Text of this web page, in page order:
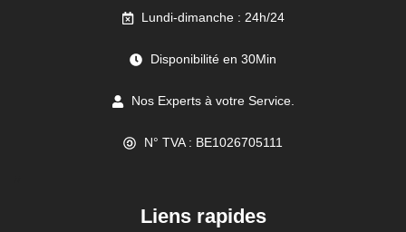
Lundi-dimanche : 24h/24
Disponibilité en 30Min
Nos Experts à votre Service.
N° TVA : BE1026705111
Liens rapides